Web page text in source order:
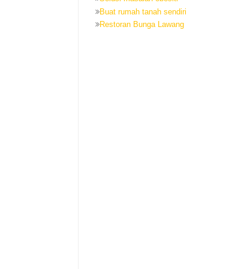
Buat rumah tanah sendiri
Restoran Bunga Lawang